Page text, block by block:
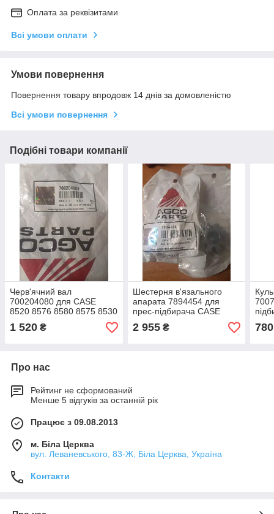
Оплата за реквізитами
Всі умови оплати
Умови повернення
Повернення товару впродовж 14 днів за домовленістю
Всі умови повернення
Подібні товари компанії
Черв'ячний вал
700204080 для CASE
8520 8576 8580 8575 8530
8585 8540 8590 8545 8550
8570 New Holland BB980
1 520 ₴
Шестерня в'язального
апарата 7894454 для
прес-підбирача CASE
8520 8576 8580 8575 8530
8585 8540 8590 8545
2 955₴ 780
Про нас
Рейтинг не сформований
Менше 5 відгуків за останній рік
Працює з 09.08.2013
м. Біла Церква
вул. Леваневського, 83-Ж, Біла Церква, Україна
Контакти